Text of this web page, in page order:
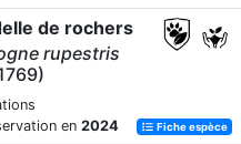
de rochers
rupestris
en 2024 Fiche espèce